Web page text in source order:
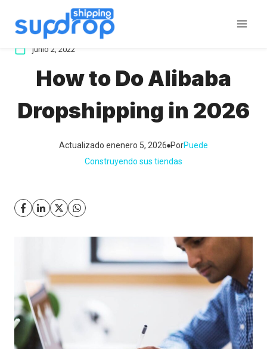
junio 2, 2022
How to Do Alibaba
Dropshipping in 2026
Actualizado enenero 5, 2026 PorPuede
Construyendo sus tiendas